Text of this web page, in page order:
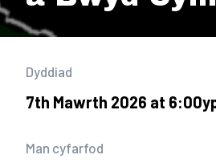
Dyddiad
7th Mawrth 2026 at
Man cyfarfod